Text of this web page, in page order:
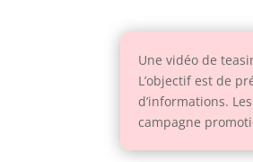
Une vidéo de
L’objectif est de
d’informations.
campagne